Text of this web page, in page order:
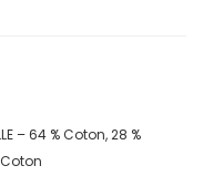
– 64 % Coton, 28 %